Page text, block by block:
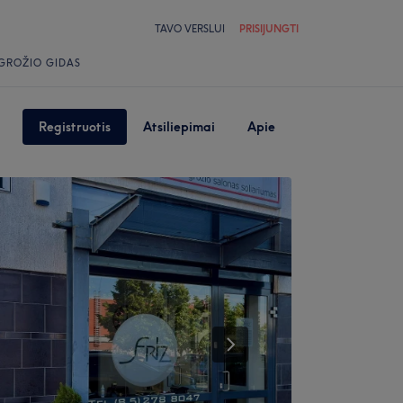
TAVO VERSLUI PRISIJUNGTI
GIDAS
Registruotis Atsiliepimai Apie